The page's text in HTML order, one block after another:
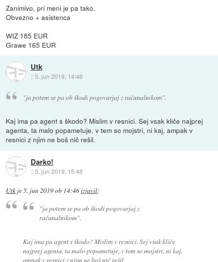
Zanimivo, pri meni je pa tako.
Obvezno + asistenca
WIZ 185 EUR
Grawe 165 EUR
Utk
:: 5. jun 2019, 14:46
"ja potem se pa ob škodi pogovarjaj z računalnikom".
Kaj ima pa agent s škodo? Mislim v resnici. Sej vsak kliče najprej
agenta, ta malo popametuje, v tem so mojstri, ni kaj, ampak v
resnici z njim ne boš nič rešil.
Darko!
::5. jun 2019, 15:46
Utk je5. jun 2019 ob 14:46izjavil:
"ja potem se pa ob škodi pogovarjaj z
računalnikom".
Kaj ima pa agent s škodo? Mislim v resnici. Sej vsak kliče
najprej agenta, ta malo popametuje, v tem so mojstri, ni kaj,
ampak v resnici z njim ne boš nič rešil.